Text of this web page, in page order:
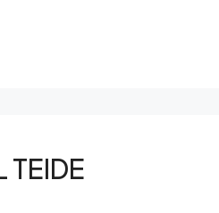
TEIDE